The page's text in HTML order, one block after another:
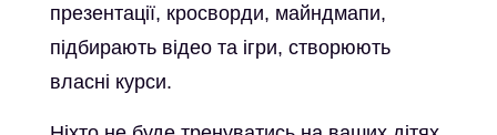
презентації, кросворди, майндмапи,
підбирають відео та ігри, створюють
власні курси.